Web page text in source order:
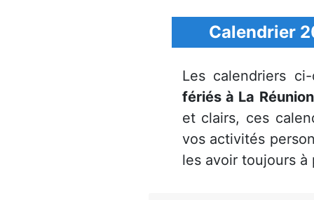
Calendrier
Les calendriers
fériés à La
et clairs, ces
vos activités
les avoir toujours à